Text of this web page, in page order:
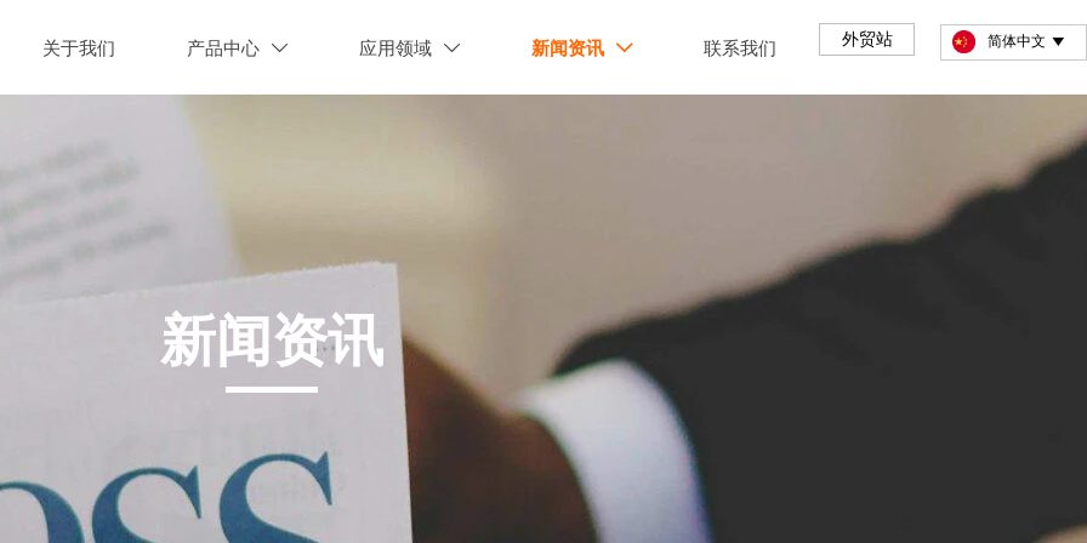
关于我们 产品中心  应用领域  新闻资讯  联系我们 外贸站 简体中文 
新闻资讯